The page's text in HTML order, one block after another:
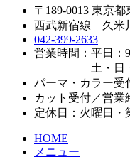
〒189-0013 東京
西武新宿線 久米
042-399-2633
営業時間：平日：
土・日・祝
パーマ・カラー受
カット受付／営業
定休日：火曜日・
HOME
メニュー